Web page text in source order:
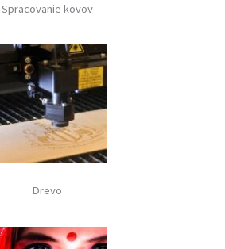
Spracovanie kovov
Drevo